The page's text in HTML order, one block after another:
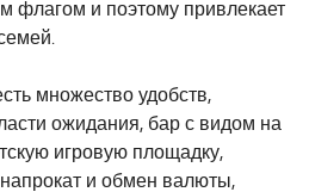
флагом и поэтому привлекает
множество удобств,
ожидания, бар с видом на
игровую площадку,
и обмен валюты,